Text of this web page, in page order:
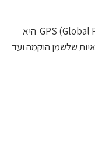
כבר כמה עשורים שמערכת הGPS (Global Positioning System) היא
שלשמן הוקמה ועד